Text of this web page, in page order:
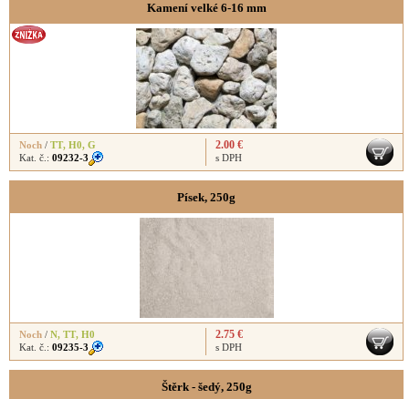
Kamení velké 6-16 mm
Noch / TT, H0, G
Kat. č.: 09232-3
2.00 €
s DPH
Písek, 250g
Noch / N, TT, H0
Kat. č.: 09235-3
2.75 €
s DPH
Štěrk - šedý, 250g